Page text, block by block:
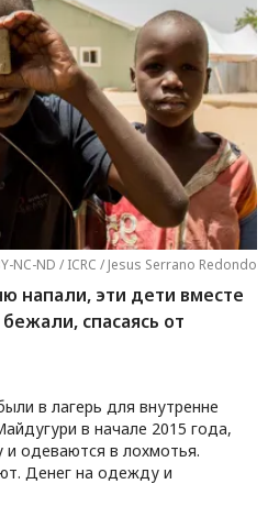
NC-ND / ICRC / Jesus Serrano Redondo
напали, эти дети вместе
спасаясь от
в лагерь для внутренне
в начале 2015 года,
одеваются в лохмотья.
Денег на одежду и